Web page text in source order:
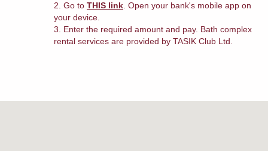
2. Go to THIS link . Open your bank's mobile app on
your device.
3. Enter the required amount and pay. Bath complex
rental services are provided by TASIK Club Ltd.
релакса